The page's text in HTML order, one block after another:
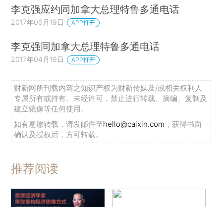
李克强应约同加拿大总理特鲁多通电话
2017年06月19日 APP打开
李克强同加拿大总理特鲁多通电话
2017年04月19日 APP打开
财新网所刊载内容之知识产权为财新传媒及/或相关权利人
专属所有或持有。未经许可，禁止进行转载、摘编、复制及
建立镜像等任何使用。
如有意愿转载，请发邮件至hello@caixin.com ，获得书面
确认及授权后，方可转载。
推荐阅读